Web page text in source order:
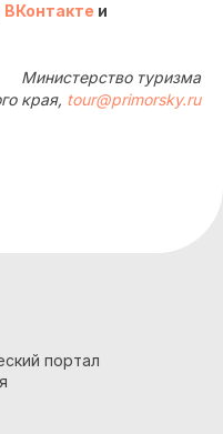
ВКонтакте и
Министерство туризма
края, tour@primorsky.ru
портал